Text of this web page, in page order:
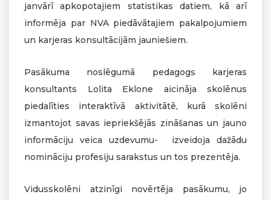
janvārī apkopotajiem statistikas datiem, kā arī
informēja par NVA piedāvātajiem pakalpojumiem
un karjeras konsultācijām jauniešiem.
Pasākuma noslēgumā pedagogs karjeras
konsultants Lolita Eklone aicināja skolēnus
piedalīties interaktīvā aktivitātē, kurā skolēni
izmantojot savas iepriekšējās zināšanas un jauno
informāciju veica uzdevumu- izveidoja dažādu
nomināciju profesiju sarakstus un tos prezentēja.
Vidusskolēni atzinīgi novērtēja pasākumu, jo